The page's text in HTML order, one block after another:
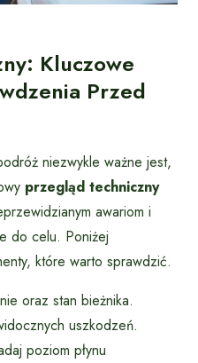
Kluczowe
Przed
niezwykle ważne jest,
przegląd techniczny
awariom i
do celu. Poniżej
które warto sprawdzić.
oraz stan bieżnika.
uszkodzeń.
poziom płynu